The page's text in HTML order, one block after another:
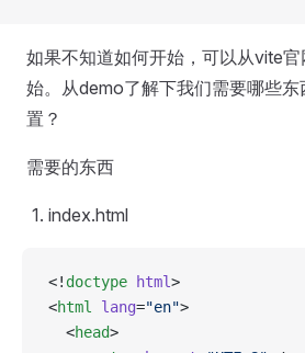
如果不知道如何开始，可以从vite
始。从demo了解下我们需要哪些
置？
需要的东西
index.html
<! doctype html>
<html lang="en">
  <
head>